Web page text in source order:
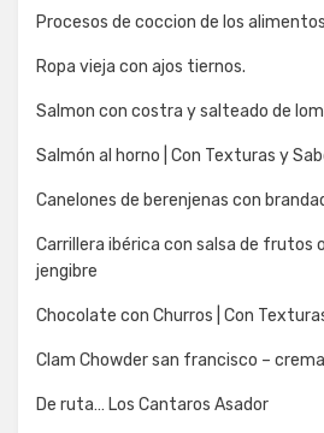
Procesos de coccion de los alimentos
Ropa vieja con ajos tiernos.
Salmon con costra y salteado de
Salmón al horno | Con Texturas y
Canelones de berenjenas con
Carrillera ibérica con salsa de frutos
jengibre
Chocolate con Churros | Con
Clam Chowder san francisco –
De ruta… Los Cantaros Asador